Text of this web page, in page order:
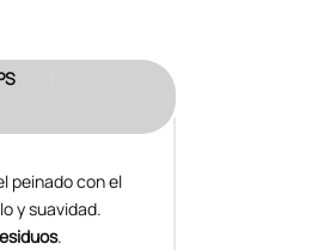
peinado con el
y suavidad.
.